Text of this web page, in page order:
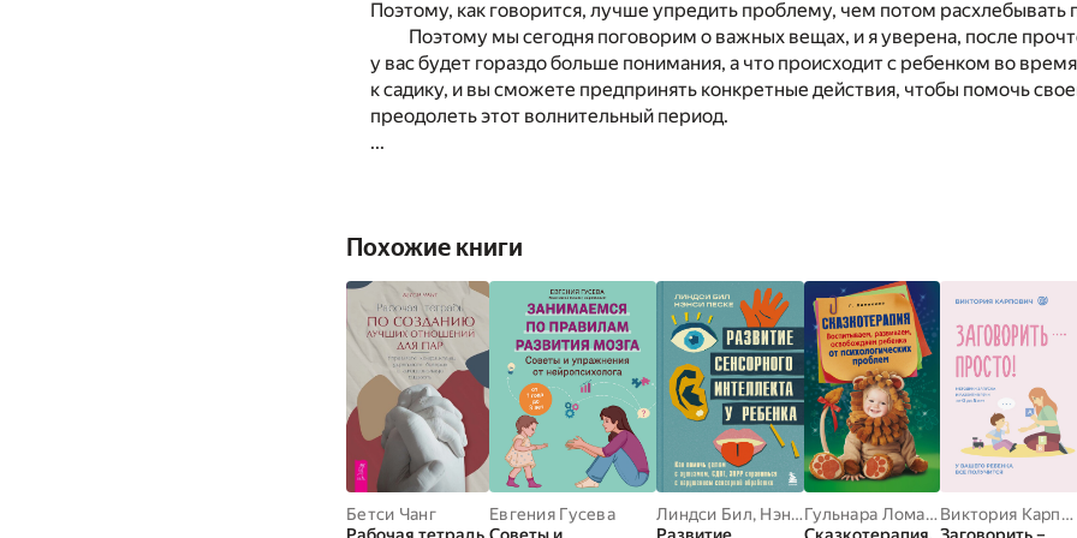
Поэтому, как говорится, лучше упредить проблему, чем потом расхлебывать
Поэтому мы сегодня поговорим о важных вещах, и я уверена, после
у вас будет гораздо больше понимания, а что происходит с ребенком во
к садику, и вы сможете предпринять конкретные действия, чтобы помочь
преодолеть этот волнительный период.
...
Похожие книги
Бетси Чанг
Евгения Гусева
Линдси Бил, Нэнси Песке
Гульнара Ломакина
Виктория Карпович